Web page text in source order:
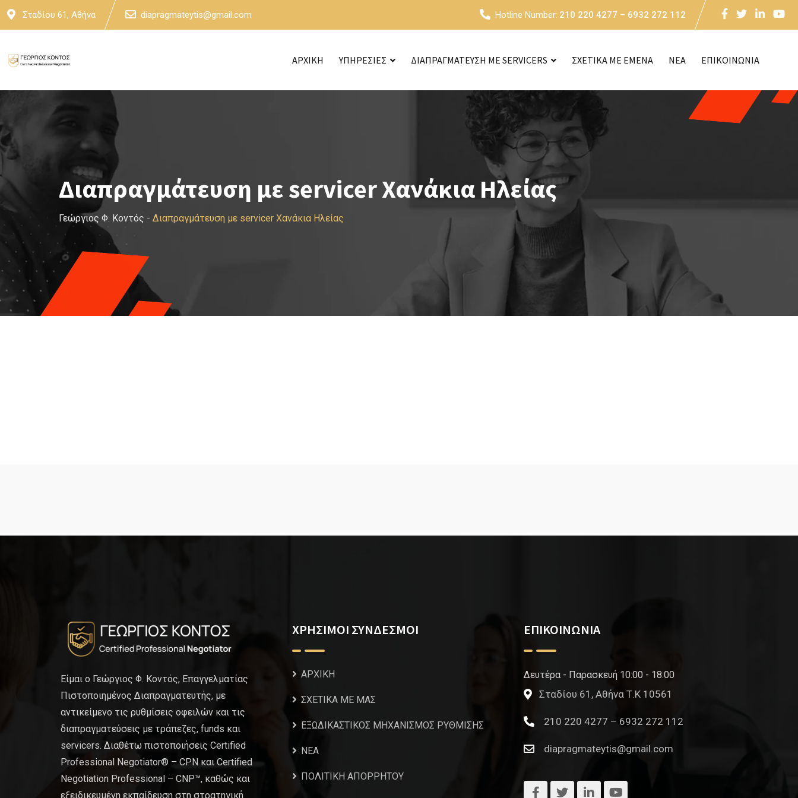
Skip
Σταδίου 61, Αθήνα diapragmateytis@gmail.com Hotline Number: 210 220 4277 – 6932 272 112
ΑΡΧΙΚΗ ΥΠΗΡΕΣΙΕΣ ΔΙΑΠΡΑΓΜΑΤΕΥΣΗ ΜΕ SERVICERS ΣΧΕΤΙΚΑ ΜΕ ΕΜΕΝΑ NEA ΕΠΙΚΟΙΝΩΝΙΑ
Διαπραγμάτευση με servicer Χανάκια Ηλείας
Γεώργιος Φ. Κοντός - Διαπραγμάτευση με servicer Χανάκια Ηλείας
Είμαι ο Γεώργιος Φ. Κοντός, Επαγγελματίας
Πιστοποιημένος Διαπραγματευτής, με
αντικείμενο τις ρυθμίσεις οφειλών και τις
διαπραγματεύσεις με τράπεζες, funds και
servicers. Διαθέτω πιστοποιήσεις Certified
Professional Negotiator® – CPN και Certified
Negotiation Professional – CNP™, καθώς και
εξειδικευμένη εκπαίδευση στη στρατηγική
ΧΡΗΣΙΜΟΙ ΣΥΝΔΕΣΜΟΙ
ΑΡΧΙΚΗ
ΣΧΕΤΙΚΑ ΜΕ ΜΑΣ
ΕΞΩΔΙΚΑΣΤΙΚΟΣ ΜΗΧΑΝΙΣΜΟΣ ΡΥΘΜΙΣΗΣ
NEA
ΠΟΛΙΤΙΚΗ ΑΠΟΡΡΗΤΟΥ
ΕΠΙΚΟΙΝΩΝΙΑ
Δευτέρα - Παρασκευή 10:00 - 18:00
Σταδίου 61, Αθήνα Τ.Κ 10561
210 220 4277 – 6932 272 112
diapragmateytis@gmail.com